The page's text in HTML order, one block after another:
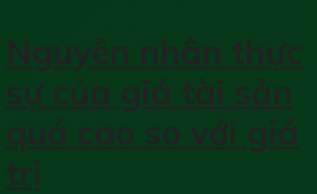
Nguyên nhân thực
sự của giá tài sản
quá cao so với giá
trị